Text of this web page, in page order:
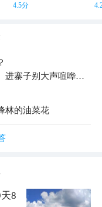
4.5分
貌拒绝，别硬撑。拍照前最好先打个招呼，大家都挺友好的，放心玩！
林的油菜花
8